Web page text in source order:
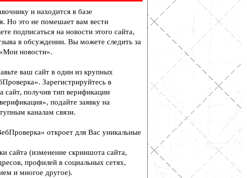
и находится в базе
Но это не помешает вам вести
подписаться на новости этого сайта,
в обсуждении. Вы можете следить за
новости».
ваш сайт в один из крупных
Зарегистрируйтесь в
сайт, получив тип верификации
подайте заявку на
каналам связи.
откроет для Вас уникальные
сайта (изменение скриншота сайта,
профилей в социальных сетях,
и многое другое).